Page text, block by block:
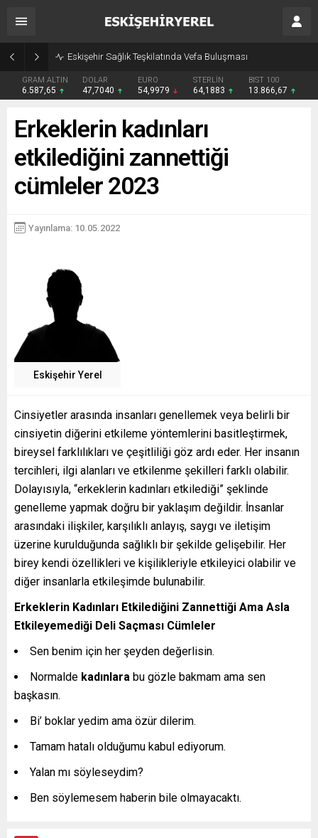
Eskişehir Sağlık Teşkilatında Vefa Buluşması
GRAM ALTIN
6.587,65
DOLAR
47,7040
EURO
54,9979
STERLİN
64,1883
BIST 100
13.866,67
Erkeklerin kadınları
etkilediğini zannettiği
cümleler 2023
Yayınlama: 10.05.2022
Eskişehir Yerel
Cinsiyetler arasında insanları genellemek veya belirli bir
cinsiyetin diğerini etkileme yöntemlerini basitleştirmek,
bireysel farklılıkları ve çeşitliliği göz ardı eder. Her insanın
tercihleri, ilgi alanları ve etkilenme şekilleri farklı olabilir.
Dolayısıyla, “erkeklerin kadınları etkilediği” şeklinde
genelleme yapmak doğru bir yaklaşım değildir. İnsanlar
arasındaki ilişkiler, karşılıklı anlayış, saygı ve iletişim
üzerine kurulduğunda sağlıklı bir şekilde gelişebilir. Her
birey kendi özellikleri ve kişilikleriyle etkileyici olabilir ve
diğer insanlarla etkileşimde bulunabilir.
Erkeklerin Kadınları Etkilediğini Zannettiği Ama Asla
Etkileyemediği Deli Saçması Cümleler
Sen benim için her şeyden değerlisin.
Normalde kadınlara bu gözle bakmam ama sen
başkasın.
Bi’ boklar yedim ama özür dilerim.
Tamam hatalı olduğumu kabul ediyorum.
Yalan mı söyleseydim?
Ben söylemesem haberin bile olmayacaktı.